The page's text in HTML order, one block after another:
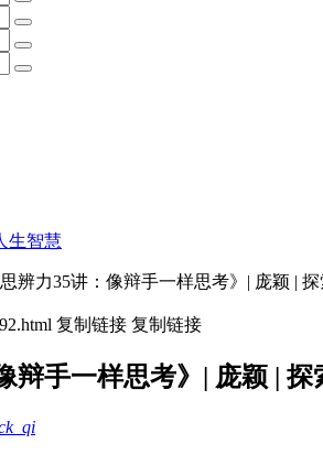
生智慧
思辨力35讲：像辩手一样思考》| 庞颖 |
复制链接 复制链接
辩手一样思考》| 庞颖 |